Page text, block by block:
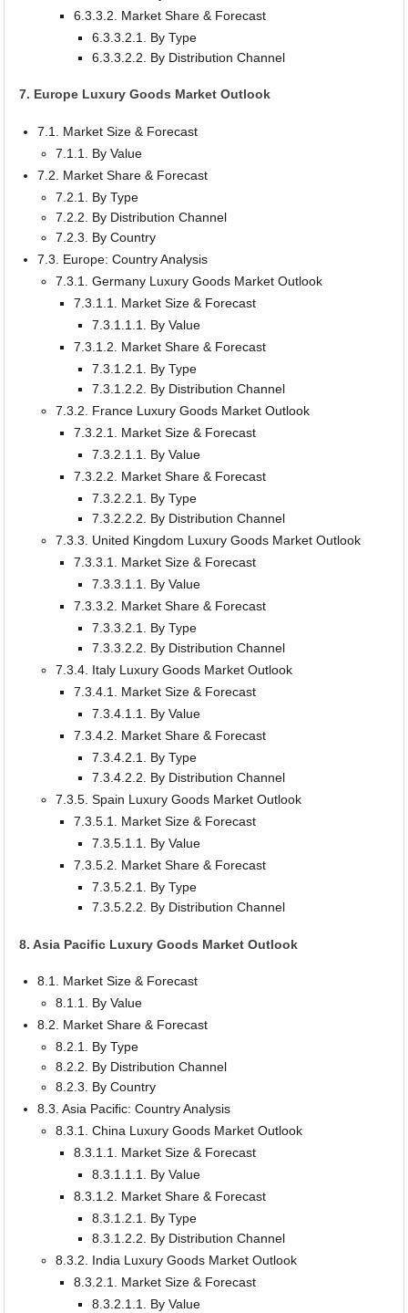
6.3.3.2. Market Share & Forecast
6.3.3.2.1. By Type
6.3.3.2.2. By Distribution Channel
7. Europe Luxury Goods Market Outlook
7.1. Market Size & Forecast
7.1.1. By Value
7.2. Market Share & Forecast
7.2.1. By Type
7.2.2. By Distribution Channel
7.2.3. By Country
7.3. Europe: Country Analysis
7.3.1. Germany Luxury Goods Market Outlook
7.3.1.1. Market Size & Forecast
7.3.1.1.1. By Value
7.3.1.2. Market Share & Forecast
7.3.1.2.1. By Type
7.3.1.2.2. By Distribution Channel
7.3.2. France Luxury Goods Market Outlook
7.3.2.1. Market Size & Forecast
7.3.2.1.1. By Value
7.3.2.2. Market Share & Forecast
7.3.2.2.1. By Type
7.3.2.2.2. By Distribution Channel
7.3.3. United Kingdom Luxury Goods Market Outlook
7.3.3.1. Market Size & Forecast
7.3.3.1.1. By Value
7.3.3.2. Market Share & Forecast
7.3.3.2.1. By Type
7.3.3.2.2. By Distribution Channel
7.3.4. Italy Luxury Goods Market Outlook
7.3.4.1. Market Size & Forecast
7.3.4.1.1. By Value
7.3.4.2. Market Share & Forecast
7.3.4.2.1. By Type
7.3.4.2.2. By Distribution Channel
7.3.5. Spain Luxury Goods Market Outlook
7.3.5.1. Market Size & Forecast
7.3.5.1.1. By Value
7.3.5.2. Market Share & Forecast
7.3.5.2.1. By Type
7.3.5.2.2. By Distribution Channel
8. Asia Pacific Luxury Goods Market Outlook
8.1. Market Size & Forecast
8.1.1. By Value
8.2. Market Share & Forecast
8.2.1. By Type
8.2.2. By Distribution Channel
8.2.3. By Country
8.3. Asia Pacific: Country Analysis
8.3.1. China Luxury Goods Market Outlook
8.3.1.1. Market Size & Forecast
8.3.1.1.1. By Value
8.3.1.2. Market Share & Forecast
8.3.1.2.1. By Type
8.3.1.2.2. By Distribution Channel
8.3.2. India Luxury Goods Market Outlook
8.3.2.1. Market Size & Forecast
8.3.2.1.1. By Value